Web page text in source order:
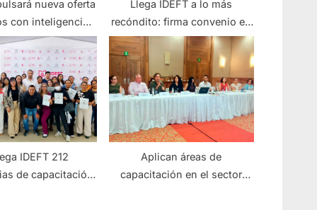
nueva oferta
con inteligencia
artificial
Llega IDEFT a lo más
recóndito: firma convenio en
Jilotlán
IDEFT 212
de capacitación
Aplican áreas de
capacitación en el sector